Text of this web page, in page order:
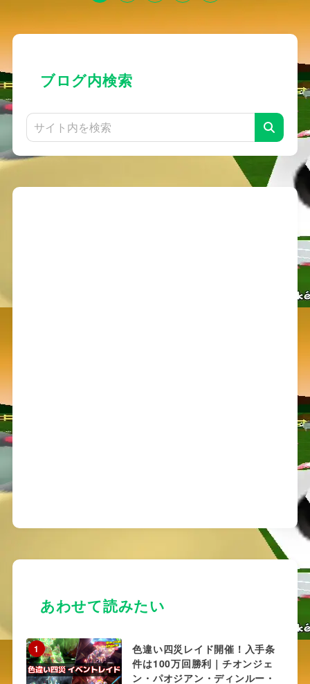
ブログ内検索
あわせて読みたい
1
色違い四災レイド開催！入手条
件は100万回勝利｜チオンジェ
ン・パオジアン・ディンルー・